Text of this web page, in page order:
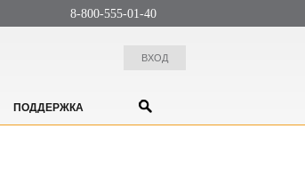
8-800-555-01-40
ВХОД
ПОДДЕРЖКА